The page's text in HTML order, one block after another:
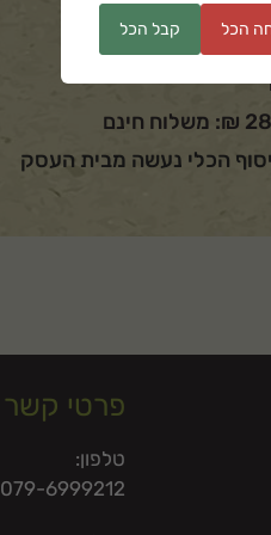
הכלי נעשה מבית העסק
פרטי קשר
טלפון:
079-6999212
הכל קבל הכל